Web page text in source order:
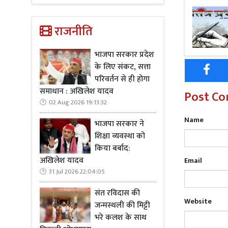
राजनीति
भाजपा सरकार प्रदेश
के लिए संकट, सत्ता
परिवर्तन से ही होगा
समाधान : अखिलेश यादव
02 Aug 2026 19:13:32
भाजपा सरकार ने
शिक्षा व्यवस्था को
किया बर्बाद:
अखिलेश यादव
31 Jul 2026 22:04:05
संत रविदास की
जन्मस्थली की मिट्टी
भरे कलश के साथ
Read
उन्होने
ग्यारह
तथा अभी
Read
एडीसीओ ने
इजराय की
उतरने वाले
पटेल तथा
Post
Name
Email
Website